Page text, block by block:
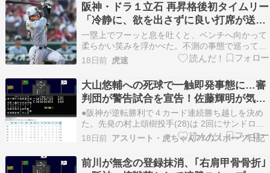
阪神・ドラ１立石 再昇格後初タイムリー
「冷静に、欲を出さずに良い打席が送れ
た」“左キラー”だ打率・３６７
一塁上でフーッと息を吐くと、ベンチへ向かって
柔らかい笑みを浮かべた。不測の事態で巡ってき
たチャンスとはいえ、代役とは言わせない。前半
戦終盤、そして後半戦の欠かせぬ戦力へ。阪神の
ドラフト１位・立石（創価大）が再昇格から２戦
連続安打で存在感を示した。https://news.yah…
18日前 虎速
大山悠輔への死球で一触即発事態に…審
判団が警告試合を宣告！佐藤輝明が気迫
の決勝２塁打！
●阪神が逆転勝利で４カード連続勝ち越しを決め
た。先発の村上頌樹投手(28)は 2回にサンドロ・
ファビアン外野手(28)、エレフリス・モンテロ内
野手(27)に２者連続本塁打を浴びて２点を失う。
それでも立て直し、 6回まで追加点を許さずＱＳ
(クオリティスタート)の投球で試合を作った…
18日前 アスリート・虎ちゃん77のスポーツ日記
前川が無念の登録抹消、｢右肩甲骨骨折｣